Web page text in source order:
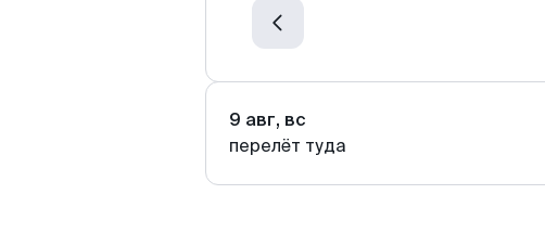
9 авг, вс
перелёт туда